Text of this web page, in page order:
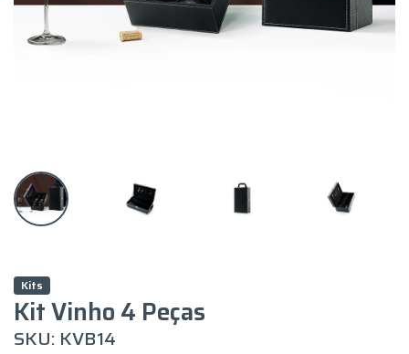
Kits
Kit Vinho 4 Peças
SKU: KVB14